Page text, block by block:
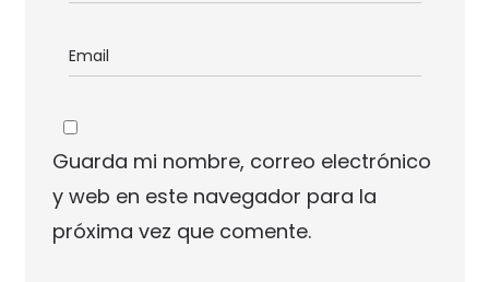
Guarda mi nombre, correo electrónico
y web en este navegador para la
próxima vez que comente.